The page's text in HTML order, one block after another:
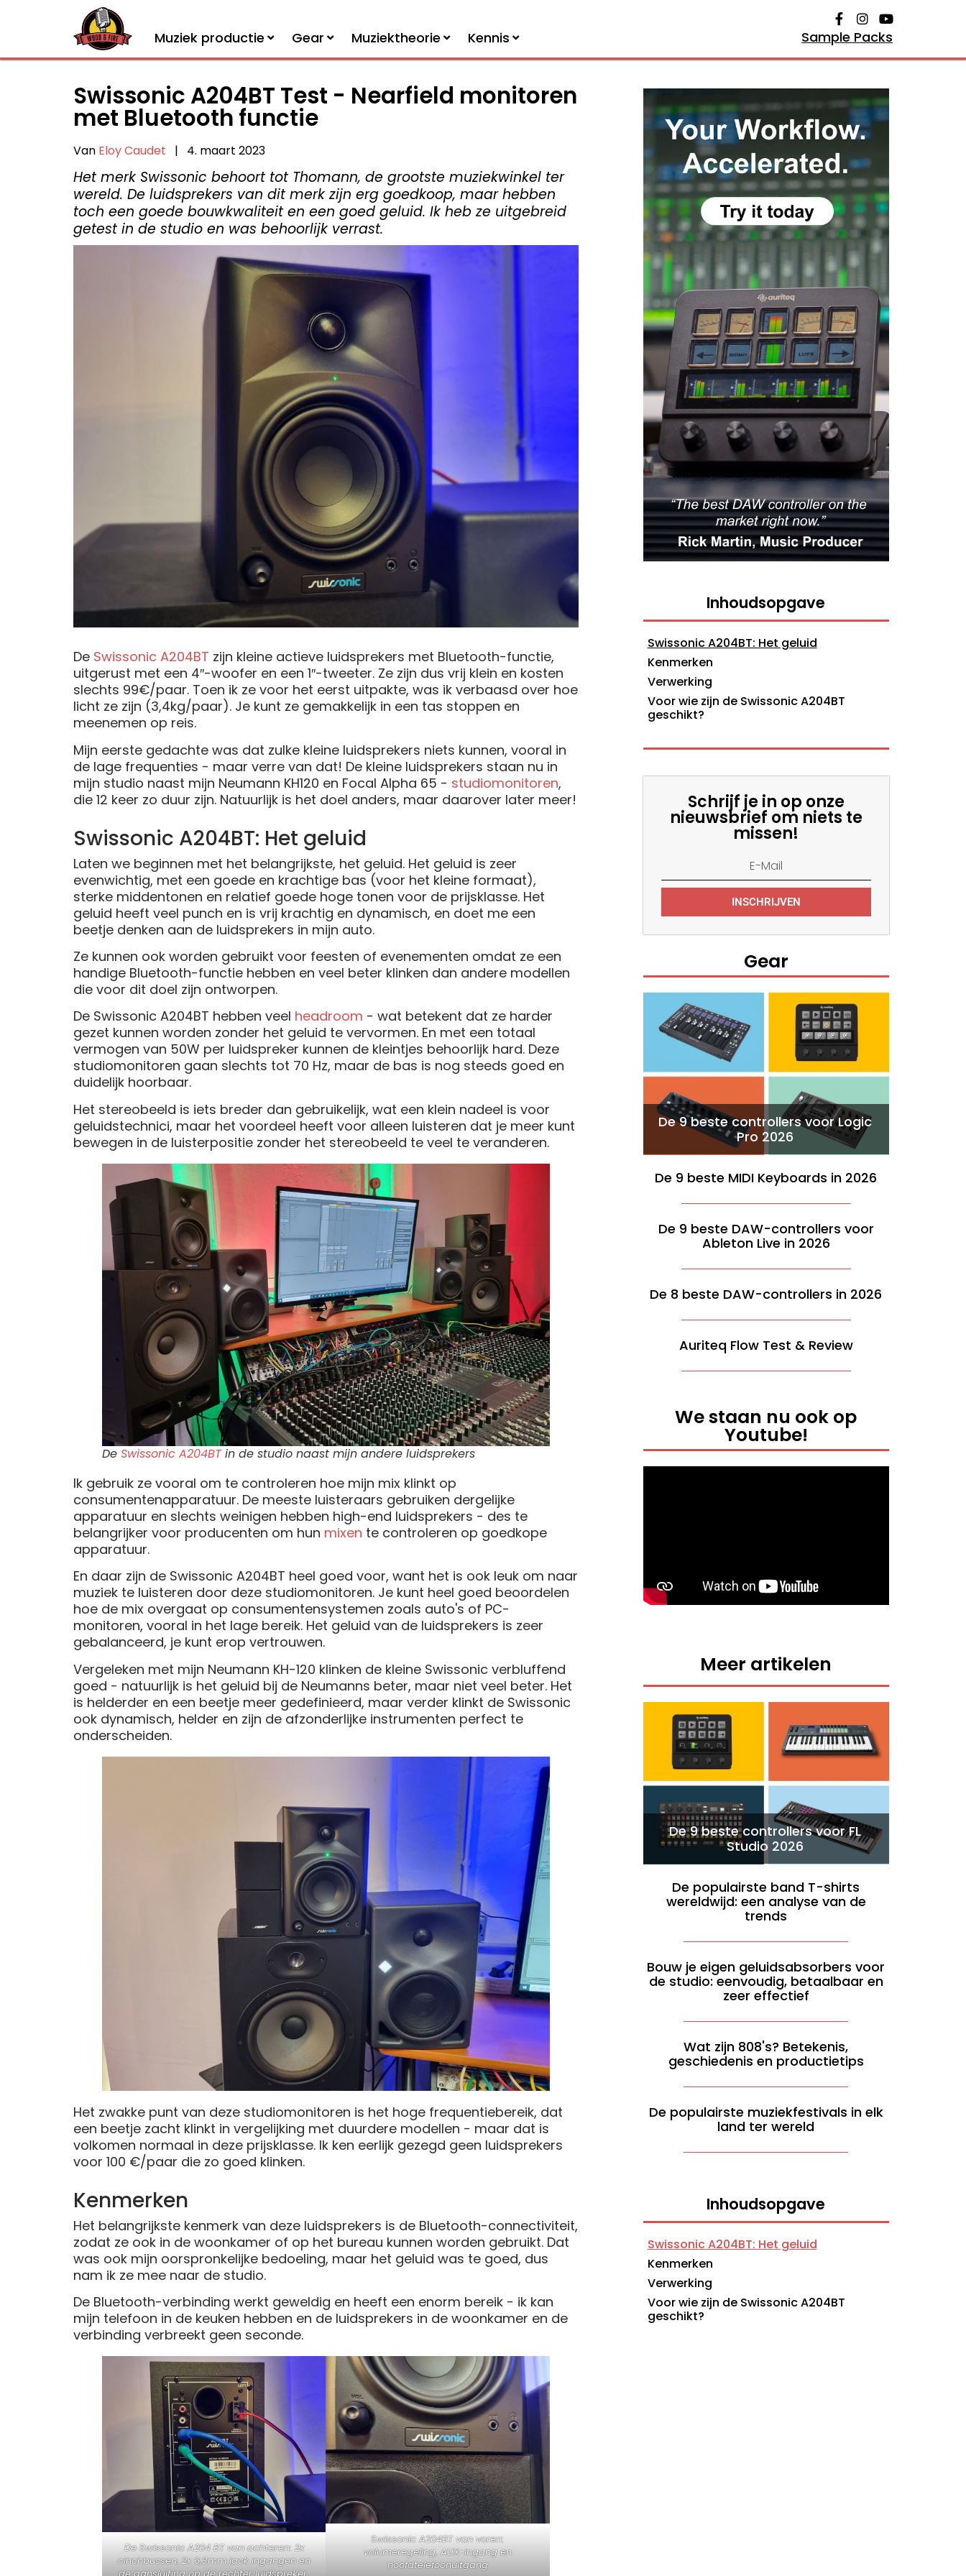
Muziek productie Gear Muziektheorie Kennis Sample Packs
Swissonic A204BT Test - Nearfield monitoren
met Bluetooth functie
Van Eloy Caudet | 4. maart 2023
Het merk Swissonic behoort tot Thomann, de grootste muziekwinkel ter
wereld. De luidsprekers van dit merk zijn erg goedkoop, maar hebben
toch een goede bouwkwaliteit en een goed geluid. Ik heb ze uitgebreid
getest in de studio en was behoorlijk verrast.
De Swissonic A204BT zijn kleine actieve luidsprekers met Bluetooth-functie,
uitgerust met een 4″-woofer en een 1″-tweeter. Ze zijn dus vrij klein en kosten
slechts 99€/paar. Toen ik ze voor het eerst uitpakte, was ik verbaasd over hoe
licht ze zijn (3,4kg/paar). Je kunt ze gemakkelijk in een tas stoppen en
meenemen op reis.
Mijn eerste gedachte was dat zulke kleine luidsprekers niets kunnen, vooral in
de lage frequenties - maar verre van dat! De kleine luidsprekers staan nu in
mijn studio naast mijn Neumann KH120 en Focal Alpha 65 - studiomonitoren,
die 12 keer zo duur zijn. Natuurlijk is het doel anders, maar daarover later meer!
Swissonic A204BT: Het geluid
Laten we beginnen met het belangrijkste, het geluid. Het geluid is zeer
evenwichtig, met een goede en krachtige bas (voor het kleine formaat),
sterke middentonen en relatief goede hoge tonen voor de prijsklasse. Het
geluid heeft veel punch en is vrij krachtig en dynamisch, en doet me een
beetje denken aan de luidsprekers in mijn auto.
Ze kunnen ook worden gebruikt voor feesten of evenementen omdat ze een
handige Bluetooth-functie hebben en veel beter klinken dan andere modellen
die voor dit doel zijn ontworpen.
De Swissonic A204BT hebben veel headroom - wat betekent dat ze harder
gezet kunnen worden zonder het geluid te vervormen. En met een totaal
vermogen van 50W per luidspreker kunnen de kleintjes behoorlijk hard. Deze
studiomonitoren gaan slechts tot 70 Hz, maar de bas is nog steeds goed en
duidelijk hoorbaar.
Het stereobeeld is iets breder dan gebruikelijk, wat een klein nadeel is voor
geluidstechnici, maar het voordeel heeft voor alleen luisteren dat je meer kunt
bewegen in de luisterpositie zonder het stereobeeld te veel te veranderen.
De Swissonic A204BTin de studio naast mijn andere luidsprekers
Ik gebruik ze vooral om te controleren hoe mijn mix klinkt op
consumentenapparatuur. De meeste luisteraars gebruiken dergelijke
apparatuur en slechts weinigen hebben high-end luidsprekers - des te
belangrijker voor producenten om hun mixen te controleren op goedkope
apparatuur.
En daar zijn de Swissonic A204BT heel goed voor, want het is ook leuk om naar
muziek te luisteren door deze studiomonitoren. Je kunt heel goed beoordelen
hoe de mix overgaat op consumentensystemen zoals auto's of PC-
monitoren, vooral in het lage bereik. Het geluid van de luidsprekers is zeer
gebalanceerd, je kunt erop vertrouwen.
Vergeleken met mijn Neumann KH-120 klinken de kleine Swissonic verbluffend
goed - natuurlijk is het geluid bij de Neumanns beter, maar niet veel beter. Het
is helderder en een beetje meer gedefinieerd, maar verder klinkt de Swissonic
ook dynamisch, helder en zijn de afzonderlijke instrumenten perfect te
onderscheiden.
Het zwakke punt van deze studiomonitoren is het hoge frequentiebereik, dat
een beetje zacht klinkt in vergelijking met duurdere modellen - maar dat is
volkomen normaal in deze prijsklasse. Ik ken eerlijk gezegd geen luidsprekers
voor 100 €/paar die zo goed klinken.
Kenmerken
Het belangrijkste kenmerk van deze luidsprekers is de Bluetooth-connectiviteit,
zodat ze ook in de woonkamer of op het bureau kunnen worden gebruikt. Dat
was ook mijn oorspronkelijke bedoeling, maar het geluid was te goed, dus
nam ik ze mee naar de studio.
De Bluetooth-verbinding werkt geweldig en heeft een enorm bereik - ik kan
mijn telefoon in de keuken hebben en de luidsprekers in de woonkamer en de
verbinding verbreekt geen seconde.
De Swissonic A204 BT van achteren: 2x
cinchbussen, 2x 6,3mm jack ingangen en
Swissonic A204BT van voren:
volumeregeling, AUX-ingang en
hoofdtelefoonuitgang
Inhoudsopgave
Swissonic A204BT: Het geluid
Kenmerken
Verwerking
Voor wie zijn de Swissonic A204BT
geschikt?
Schrijf je in op onze
nieuwsbrief om niets te
missen!
INSCHRIJVEN
Gear
De 9 beste controllers voor Logic
Pro 2026
De 9 beste MIDI Keyboards in 2026
De 9 beste DAW-controllers voor
Ableton Live in 2026
De 8 beste DAW-controllers in 2026
Auriteq Flow Test & Review
We staan nu ook op
Youtube!
Meer artikelen
De 9 beste controllers voor FL
Studio 2026
De populairste band T-shirts
wereldwijd: een analyse van de
trends
Bouw je eigen geluidsabsorbers voor
de studio: eenvoudig, betaalbaar en
zeer effectief
Wat zijn 808's? Betekenis,
geschiedenis en productietips
De populairste muziekfestivals in elk
land ter wereld
Inhoudsopgave
Swissonic A204BT: Het geluid
Kenmerken
Verwerking
Voor wie zijn de Swissonic A204BT
geschikt?